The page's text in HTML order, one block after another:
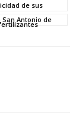
de sus
Antonio de